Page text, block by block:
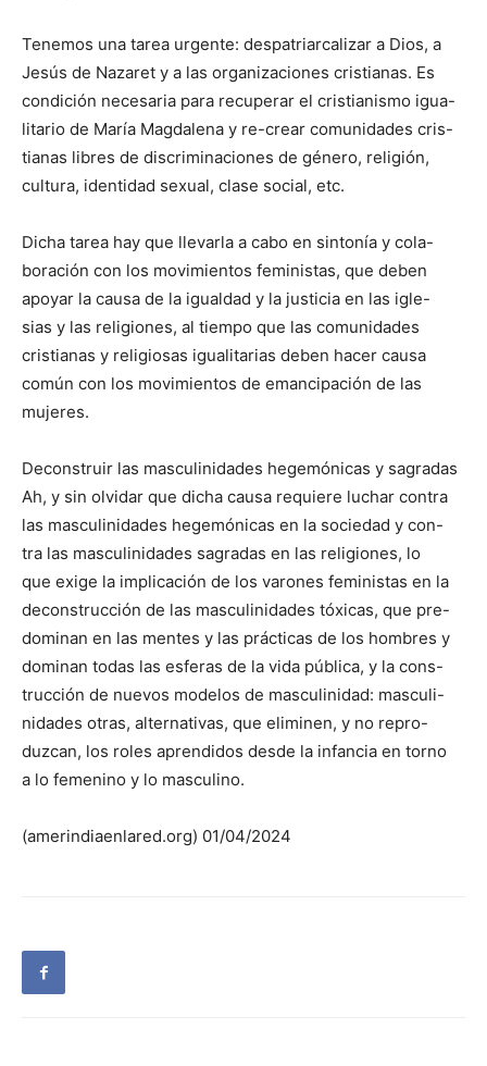
Tenemos una tarea urgente: despatriarcalizar a Dios, a
Jesús de Nazaret y a las organizaciones cristianas. Es
condición necesaria para recuperar el cristianismo igua-
litario de María Magdalena y re-crear comunidades cris-
tianas libres de discriminaciones de género, religión,
cultura, identidad sexual, clase social, etc.
Dicha tarea hay que llevarla a cabo en sintonía y cola-
boración con los movimientos feministas, que deben
apoyar la causa de la igualdad y la justicia en las igle-
sias y las religiones, al tiempo que las comunidades
cristianas y religiosas igualitarias deben hacer causa
común con los movimientos de emancipación de las
mujeres.
Deconstruir las masculinidades hegemónicas y sagradas
Ah, y sin olvidar que dicha causa requiere luchar contra
las masculinidades hegemónicas en la sociedad y con-
tra las masculinidades sagradas en las religiones, lo
que exige la implicación de los varones feministas en la
deconstrucción de las masculinidades tóxicas, que pre-
dominan en las mentes y las prácticas de los hombres y
dominan todas las esferas de la vida pública, y la cons-
trucción de nuevos modelos de masculinidad: masculi-
nidades otras, alternativas, que eliminen, y no repro-
duzcan, los roles aprendidos desde la infancia en torno
a lo femenino y lo masculino.
(amerindiaenlared.org) 01/04/2024